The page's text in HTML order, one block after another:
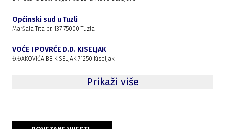
Općinski sud u Tuzli
Maršala Tita br. 137 75000 Tuzla
VOĆE I POVRĆE D.D. KISELJAK
Đ.ĐAKOVIĆA BB KISELJAK 71250 Kiseljak
Prikaži više